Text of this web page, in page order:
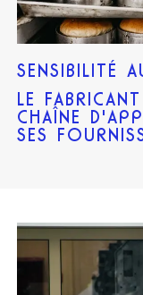
SENSIBILITÉ
LE
CHAÎNE
SES